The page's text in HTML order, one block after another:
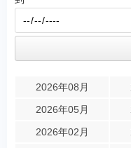
2026年08月
2026年05月
2026年02月